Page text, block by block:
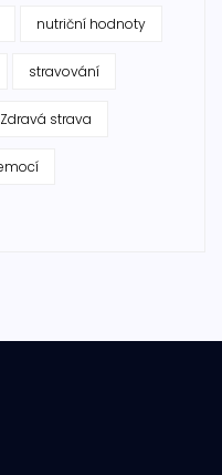
nutriční hodnoty
stravování
Zdravá strava